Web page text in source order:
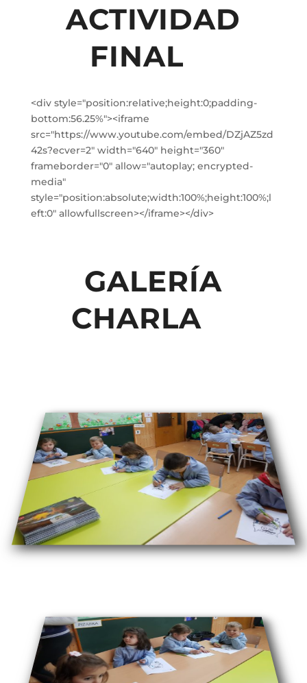
ACTIVIDAD
FINAL
<div style="position:relative;height:0;padding-
bottom:56.25%"><iframe
src="https://www.youtube.com/embed/DZjAZ5zd
42s?ecver=2" width="640" height="360"
frameborder="0" allow="autoplay; encrypted-
media"
style="position:absolute;width:100%;height:100%;l
eft:0" allowfullscreen></iframe></div>
GALERÍA
CHARLA